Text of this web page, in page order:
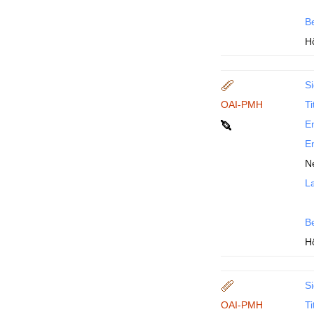
OAI-PMH
OAI-PMH